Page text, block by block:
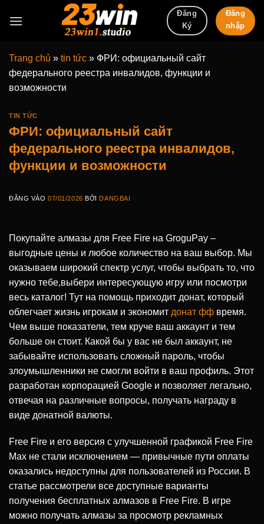
qua
Đăng
Ký
Đăng
nhập
Trang chủ » tin tức » ФРИ: официальный сайт
федерального реестра инвалидов, функции и
возможности
TIN TỨC
ФРИ: официальный сайт
федерального реестра инвалидов,
функции и возможности
ĐĂNG VÀO07/01/2026 BỞI DANGBAI
Покупайте алмазы для Free Fire на GroguPay –
выгодные цены и любое количество на ваш выбор. Мы
оказываем широкий спектр услуг, чтобы выбрать то, что
нужно тебе,выбери интересующую игру или посмотри
весь каталог! Тут на помощь приходит донат, который
облегчает жизнь игрокам и экономит донат фф время.
Чем выше показатели, тем круче ваш аккаунт и тем
больше он стоит. Какой бы у вас не был аккаунт, не
забывайте использовать сложный пароль, чтобы
злоумышленники не смогли войти в ваш профиль. Этот
разработан корпорацией Google и позволяет легально,
отвечая на различные вопросы, получать награду в
виде донатной валюты.
Free Fire и его версия с улучшенной графикой Free Fire
Max не стали исключением — привычные пути оплаты
оказались недоступны для пользователей из России. В
статье рассмотрели все доступные варианты
получения бесплатных алмазов в Free Fire. В игре
можно получать алмазы за просмотр рекламных